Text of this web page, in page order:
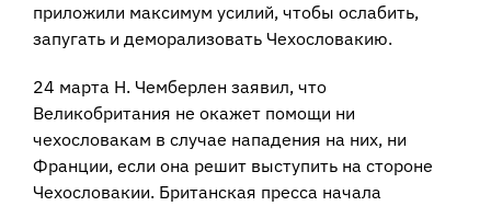
приложили максимум усилий, чтобы ослабить,
запугать и деморализовать Чехословакию.
24 марта Н. Чемберлен заявил, что
Великобритания не окажет помощи ни
чехословакам в случае нападения на них, ни
Франции, если она решит выступить на стороне
Чехословакии. Британская пресса начала